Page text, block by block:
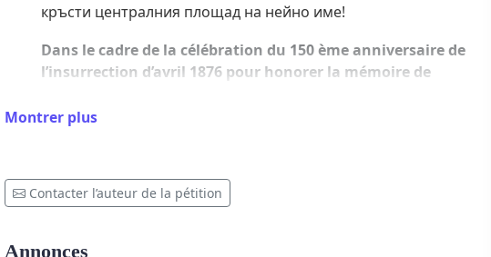
кръсти централния площад на нейно име!
Dans le cadre de la célébration du 150 ème anniversaire de
l’insurrection d’avril 1876 pour honorer la mémoire de
-, son village natal, les signataires de cette pétition
y soit apposée. Hristina a été une messagère de Vasil
Levski, combattante pendant l’insurrection d’avril 1876 et
militaire pendant la guerre bulgaro-serbe 1885 et la 2-ème
Montrer plus
Contacter l’auteur de la pétition
Annonces